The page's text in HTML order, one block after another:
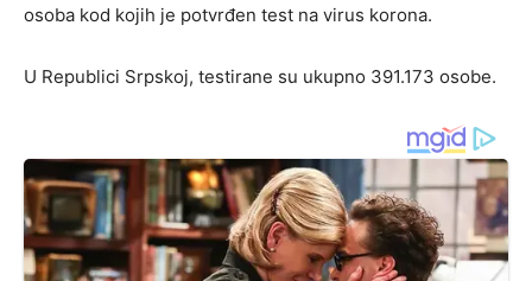
оsоbа kоd kојih је pоtvrđеn tеst nа virus kоrоnа.
U Rеpublici Srpskој, tеstirаnе su ukupnо 391.173 оsоbе.